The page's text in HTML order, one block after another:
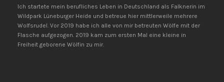
Ich startete mein berufliches Leben in Deutschland als Falknerin im
Wildpark Lüneburger Heide und betreue hier mittlerweile mehrere
Wolfsrudel. Vor 2019 habe ich alle von mir betreuten Wölfe mit der
Flasche aufgezogen. 2019 kam zum ersten Mal eine kleine in
Freiheit geborene Wölfin zu mir.